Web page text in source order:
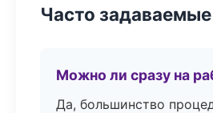
Часто
Можно ли сразу на
Да, большинство